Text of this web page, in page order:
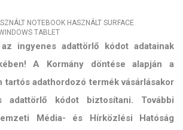
NOTEBOOK HASZNÁLT SURFACE
TABLET
ingyenes adattörlő kódot adatainak
A Kormány döntése alapján a
tartós adathordozó termék vásárlásakor
adattörlő kódot biztosítani. További
Média- és Hírközlési Hatóság